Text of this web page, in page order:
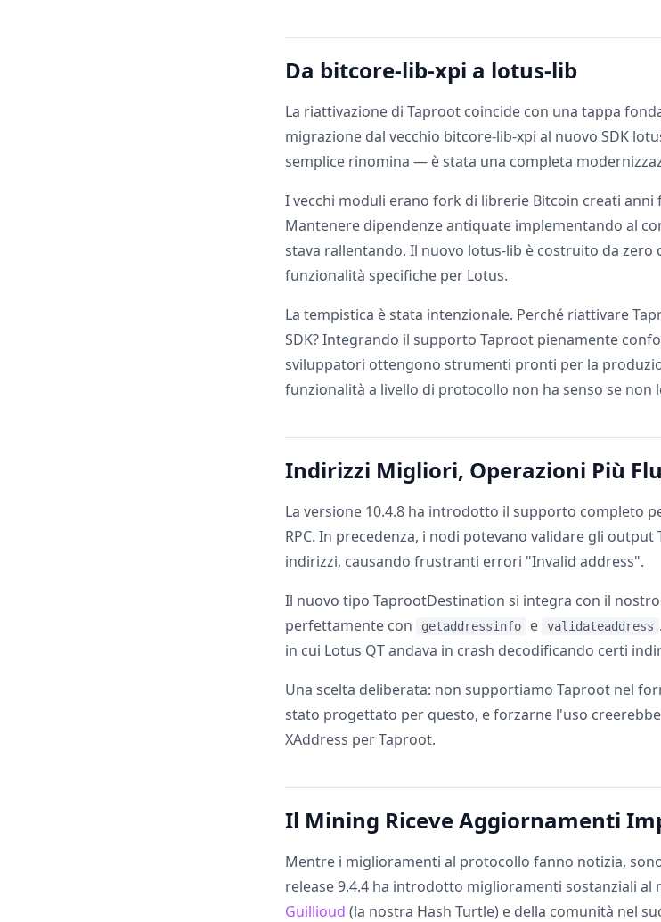
Da bitcore-lib-xpi a lotus-lib
La riattivazione di Taproot coincide con una tappa
migrazione dal vecchio bitcore-lib-xpi al nuovo SDK
semplice rinomina — è stata una completa
I vecchi moduli erano fork di librerie Bitcoin creati anni
Mantenere dipendenze antiquate implementando al
stava rallentando. Il nuovo lotus-lib è costruito da
funzionalità specifiche per Lotus.
La tempistica è stata intenzionale. Perché riattivare
SDK? Integrando il supporto Taproot pienamente
sviluppatori ottengono strumenti pronti per la
funzionalità a livello di protocollo non ha senso se non
Indirizzi Migliori, Operazioni Più
La versione 10.4.8 ha introdotto il supporto completo
RPC. In precedenza, i nodi potevano validare gli
indirizzi, causando frustranti errori "Invalid address".
Il nuovo tipo TaprootDestination si integra con il
perfettamente con
getaddressinfo e validateaddress
in cui Lotus QT andava in crash decodificando certi
Una scelta deliberata: non supportiamo Taproot nel
stato progettato per questo, e forzarne l'uso
XAddress per Taproot.
Il Mining Riceve Aggiornamenti
Mentre i miglioramenti al protocollo fanno notizia,
release 9.4.4 ha introdotto miglioramenti sostanziali
Guillioud (la nostra Hash Turtle) e della comunità nel